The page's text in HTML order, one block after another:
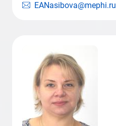
EANasibova@mephi.ru